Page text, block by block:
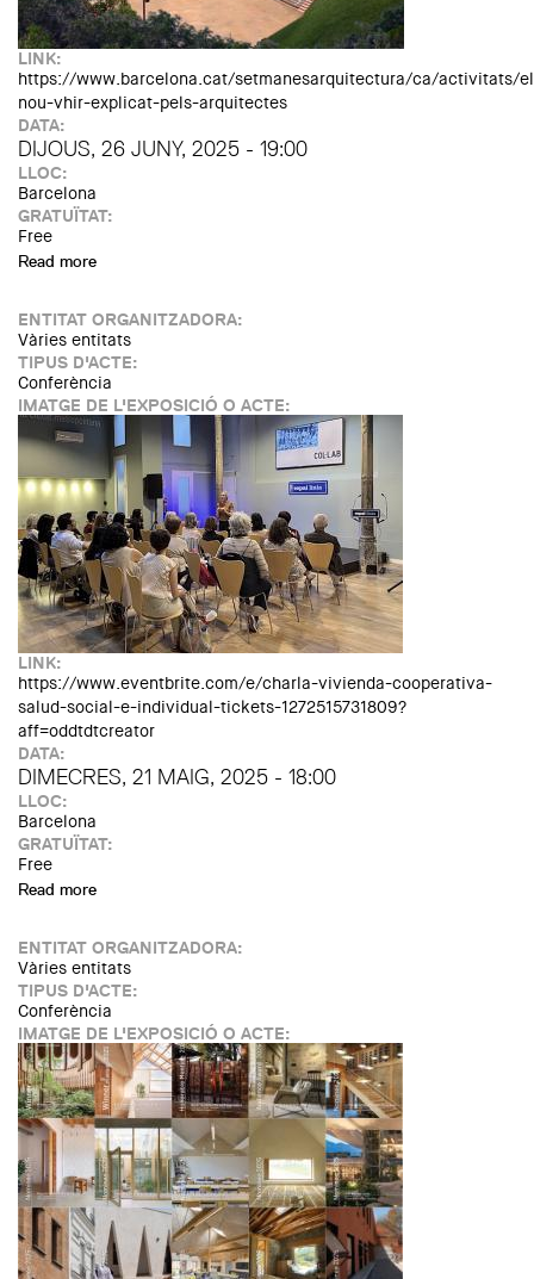
LINK:
https://www.barcelona.cat/setmanesarquitectura/ca/activitats/
nou-vhir-explicat-pels-arquitectes
DATA:
DIJOUS, 26 JUNY, 2025 - 19:00
LLOC:
Barcelona
GRATUÏTAT:
Free
Read more
ENTITAT ORGANITZADORA:
Vàries entitats
TIPUS D'ACTE:
Conferència
IMATGE DE L'EXPOSICIÓ O ACTE:
LINK:
https://www.eventbrite.com/e/charla-vivienda-cooperativa-
salud-social-e-individual-tickets-1272515731809?
aff=oddtdtcreator
DATA:
DIMECRES, 21 MAIG, 2025 - 18:00
LLOC:
Barcelona
GRATUÏTAT:
Free
Read more
ENTITAT ORGANITZADORA:
Vàries entitats
TIPUS D'ACTE:
Conferència
IMATGE DE L'EXPOSICIÓ O ACTE: